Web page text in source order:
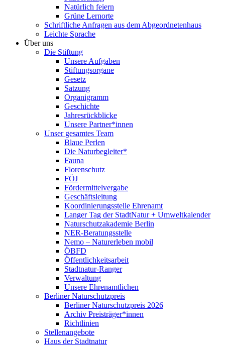
Natürlich feiern
Grüne Lernorte
Schriftliche Anfragen aus dem Abgeordnetenhaus
Leichte Sprache
Über uns
Die Stiftung
Unsere Aufgaben
Stiftungsorgane
Gesetz
Satzung
Organigramm
Geschichte
Jahresrückblicke
Unsere Partner*innen
Unser gesamtes Team
Blaue Perlen
Die Naturbegleiter*
Fauna
Florenschutz
FÖJ
Fördermittelvergabe
Geschäftsleitung
Koordinierungsstelle Ehrenamt
Langer Tag der StadtNatur + Umweltkalender
Naturschutzakademie Berlin
NER-Beratungsstelle
Nemo – Naturerleben mobil
ÖBFD
Öffentlichkeitsarbeit
Stadtnatur-Ranger
Verwaltung
Unsere Ehrenamtlichen
Berliner Naturschutzpreis
Berliner Naturschutzpreis 2026
Archiv Preisträger*innen
Richtlinien
Stellenangebote
Haus der Stadtnatur